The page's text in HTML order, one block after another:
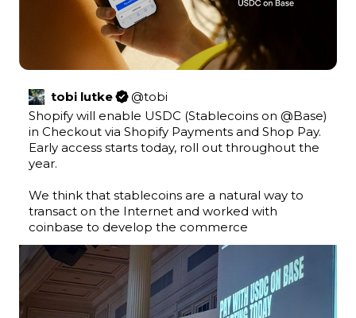
tobi lutke @tobi
Shopify will enable USDC (Stablecoins on @Base)
in Checkout via Shopify Payments and Shop Pay.
Early access starts today, roll out throughout the
year.
We think that stablecoins are a natural way to
transact on the Internet and worked with
coinbase to develop the commerce